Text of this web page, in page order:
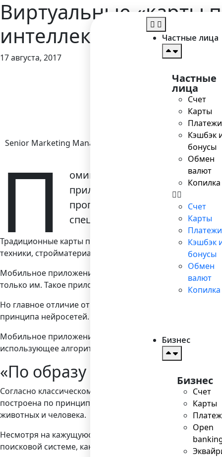
Частные лица
Частные
лица
Счет
Карты
Платежи
Кэшбэк
бонусы
Обмен
валют
Копилка
Счет
Карты
Платежи
Кэшбэк
бонусы
Обмен
валют
Копилка
Бизнес
Бизнес
Счет
Карты
Open
Виртуальные «карты
интеллекта
17 августа, 2017
Главная>Блог
Senior Marketing Manager
П
омимо широкого спектра
приложения, способные
программное обеспечение
специфике этого предложения.
Традиционные карты привилегий выпускает сегодня
техники, стройматериалов и т.д.
Мобильное приложение, выполняющее функцию карты
только им. Такое приложение, несомненно, будет
Но главное отличие от пластиковой карты в другом.
принципа нейросетей.
Мобильное приложение само анализирует поведение
использующее алгоритм нейросетей, это явление
«По образу и подобию»
Согласно классическому определению, искусственная
построена по принципам организации и
животных и человека.
Несмотря на кажущуюся сложность такого
поисковой системе, как почти сразу, а потом еще